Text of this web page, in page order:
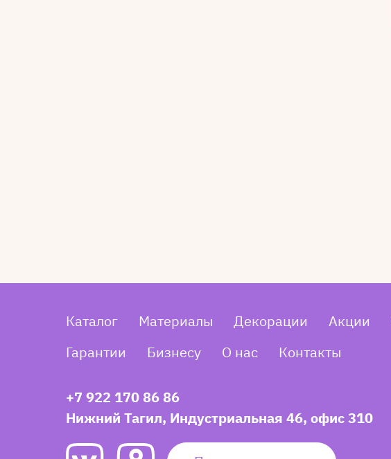
Каталог Материалы Декорации Акции
Гарантии
Бизнесу О нас Контакты
+7 922 170 86 86
Нижний Тагил, Индустриальная 46, офис 310